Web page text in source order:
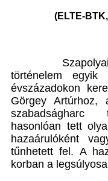
(ELTE-
Szapolyai
történelem
évszázadokon
Görgey Artúrhoz,
szabadságharc
hasonlóan tett
hazaárulóként
tűnhetett fel. A
korban a